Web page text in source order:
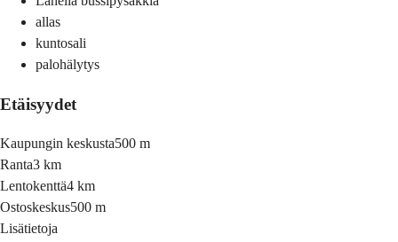
allas
kuntosali
palohälytys
Etäisyydet
Kaupungin keskusta500 m
Ranta3 km
Lentokenttä4 km
Ostoskeskus500 m
Lisätietoja